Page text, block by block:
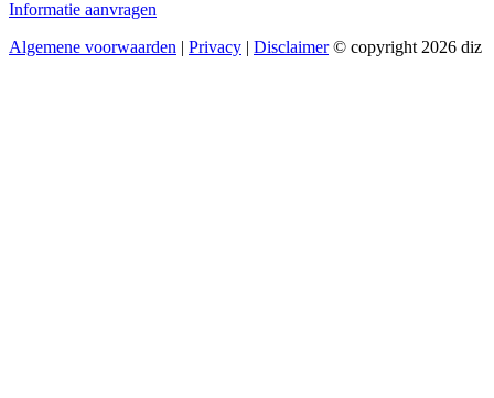
Informatie aanvragen
Algemene voorwaarden | Privacy | Disclaimer© copyright 2026 diz